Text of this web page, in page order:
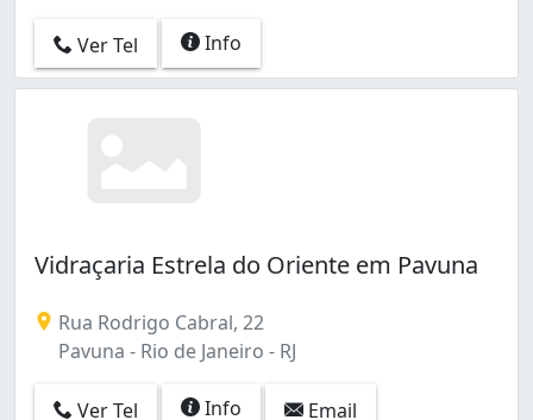
Ver Tel Info
Vidraçaria Estrela do Oriente em Pavuna
Rua Rodrigo Cabral, 22
Pavuna - Rio de Janeiro - RJ
Ver Tel Info Email